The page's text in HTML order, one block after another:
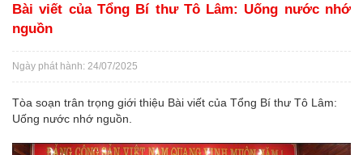
Bài viết của Tổng Bí thư Tô Lâm: Uống nước nhớ
nguồn
Ngày phát hành: 24/07/2025
Tòa soạn trân trọng giới thiệu Bài viết của Tổng Bí thư Tô Lâm:
Uống nước nhớ nguồn.